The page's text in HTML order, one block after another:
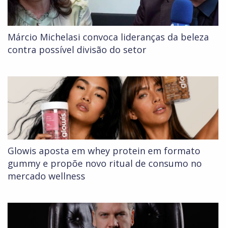
Márcio Michelasi convoca lideranças da beleza
contra possível divisão do setor
Glowis aposta em whey protein em formato
gummy e propõe novo ritual de consumo no
mercado wellness